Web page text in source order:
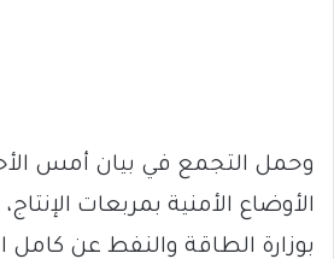
وحمل التجمع في بيان أمس
الأوضاع الأمنية بمربعات
بوزارة الطاقة والنفط عن